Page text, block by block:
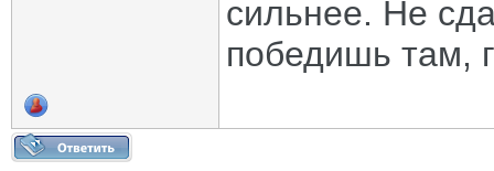
сильнее. Не
победишь там,